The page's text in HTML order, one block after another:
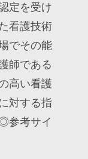
定を受け
看護技術
でその能
師である
高い看護
対する指
参考サイ